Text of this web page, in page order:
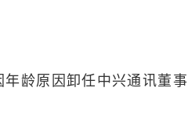
龄原因卸任中兴通讯董事